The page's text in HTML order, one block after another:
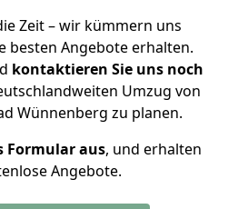
Zeit – wir kümmern uns
besten Angebote erhalten.
kontaktieren Sie uns noch
Umzug von
Wünnenberg zu planen.
Formular aus, und erhalten
Angebote.